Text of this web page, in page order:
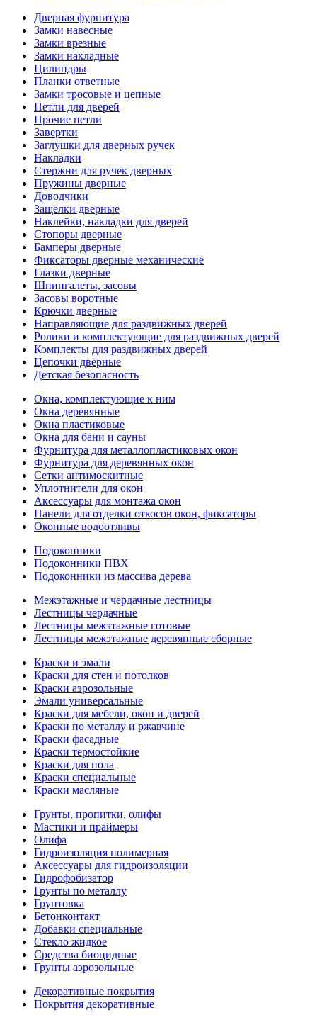
Дверная фурнитура
Замки навесные
Замки врезные
Замки накладные
Цилиндры
Планки ответные
Замки тросовые и цепные
Петли для дверей
Прочие петли
Завертки
Заглушки для дверных ручек
Накладки
Стержни для ручек дверных
Пружины дверные
Доводчики
Защелки дверные
Наклейки, накладки для дверей
Стопоры дверные
Бамперы дверные
Фиксаторы дверные механические
Глазки дверные
Шпингалеты, засовы
Засовы воротные
Крючки дверные
Направляющие для раздвижных дверей
Ролики и комплектующие для раздвижных дверей
Комплекты для раздвижных дверей
Цепочки дверные
Детская безопасность
Окна, комплектующие к ним
Окна деревянные
Окна пластиковые
Окна для бани и сауны
Фурнитура для металлопластиковых окон
Фурнитура для деревянных окон
Сетки антимоскитные
Уплотнители для окон
Аксессуары для монтажа окон
Панели для отделки откосов окон, фиксаторы
Оконные водоотливы
Подоконники
Подоконники ПВХ
Подоконники из массива дерева
Межэтажные и чердачные лестницы
Лестницы чердачные
Лестницы межэтажные готовые
Лестницы межэтажные деревянные сборные
Краски и эмали
Краски для стен и потолков
Краски аэрозольные
Эмали универсальные
Краски для мебели, окон и дверей
Краски по металлу и ржавчине
Краски фасадные
Краски термостойкие
Краски для пола
Краски специальные
Краски масляные
Грунты, пропитки, олифы
Мастики и праймеры
Олифа
Гидроизоляция полимерная
Аксессуары для гидроизоляции
Гидрофобизатор
Грунты по металлу
Грунтовка
Бетонконтакт
Добавки специальные
Стекло жидкое
Средства биоцидные
Грунты аэрозольные
Декоративные покрытия
Покрытия декоративные